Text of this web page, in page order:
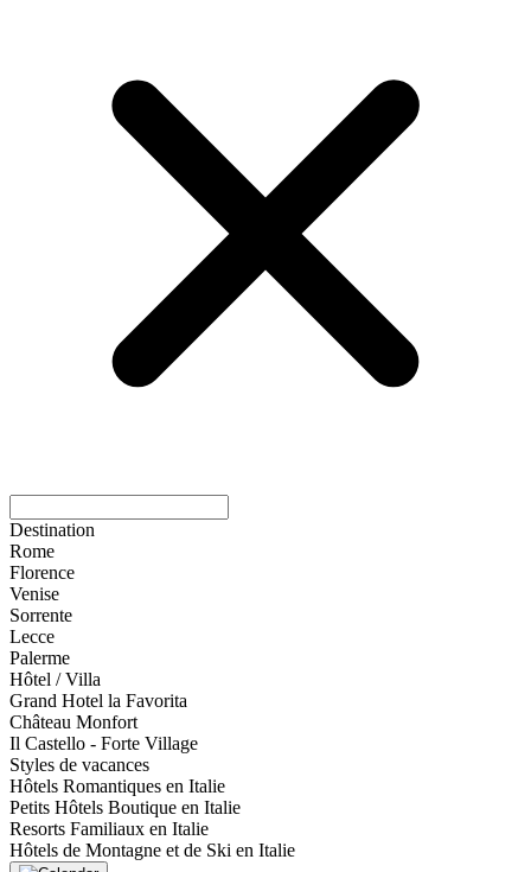
Destination
Rome
Florence
Venise
Sorrente
Lecce
Palerme
Hôtel / Villa
Grand Hotel la Favorita
Château Monfort
Il Castello - Forte Village
Styles de vacances
Hôtels Romantiques en Italie
Petits Hôtels Boutique en Italie
Resorts Familiaux en Italie
Hôtels de Montagne et de Ski en Italie